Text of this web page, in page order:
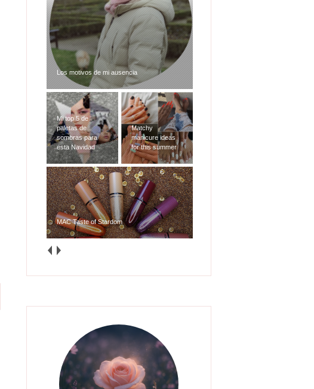
Los motivos de mi ausencia
Mi top 5 de
paletas de
sombras para
esta Navidad
Matchy
manicure ideas
for this summer
MAC Taste of Stardom